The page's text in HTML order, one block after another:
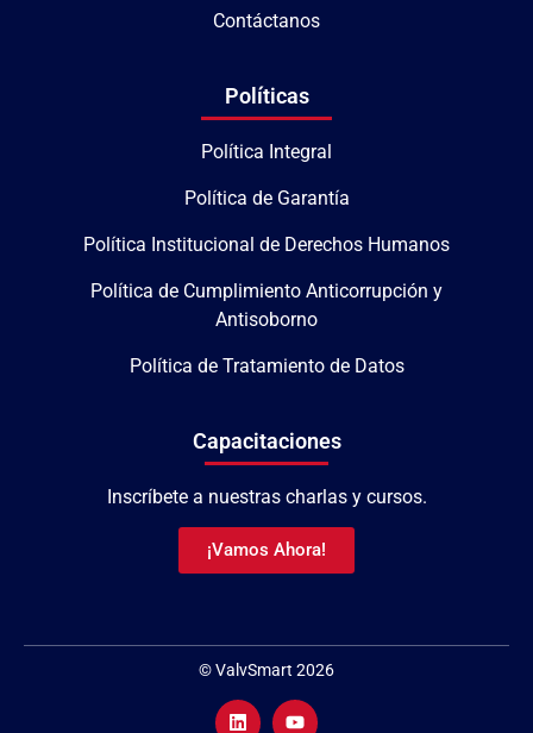
Contáctanos
Políticas
Política Integral
Política de Garantía
Política Institucional de Derechos Humanos
Política de Cumplimiento Anticorrupción y
Antisoborno
Política de Tratamiento de Datos
Capacitaciones
Inscríbete a nuestras charlas y cursos.
¡Vamos Ahora!
© ValvSmart 2026